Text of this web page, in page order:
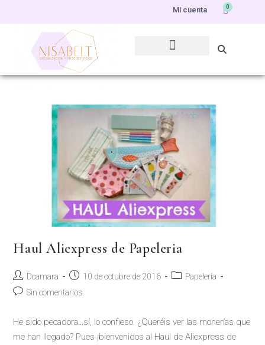
Mi cuenta 0
Haul Aliexpress de Papeleria
Dcamara 10 de octubre de 2016
Papelería
Sin comentarios
He sido pecadora...sí, lo confieso. ¿Queréis ver las monerías que
me han llegado? Pues ¡bienvenidos al Haul de Aliexpress de